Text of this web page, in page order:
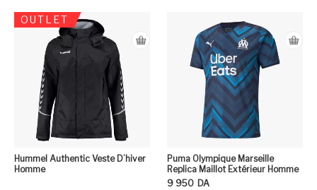
OUTLET
Hummel Authentic Veste D’hiver
Homme
Puma Olympique Marseille
Replica Maillot Extérieur Homme
9 950 DA